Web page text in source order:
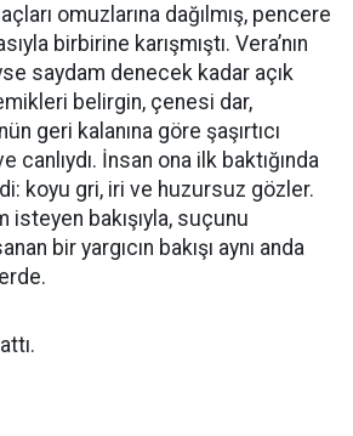
omuzlarına dağılmış, pencere
birbirine karışmıştı. Vera’nın
saydam denecek kadar açık
belirgin, çenesi dar,
geri kalanına göre şaşırtıcı
canlıydı. İnsan ona ilk baktığında
koyu gri, iri ve huzursuz gözler.
isteyen bakışıyla, suçunu
bir yargıcın bakışı aynı anda